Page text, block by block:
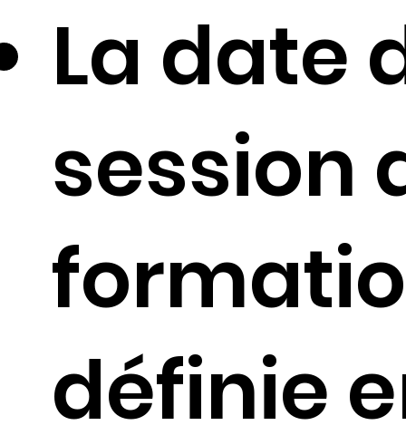
La date
session
définie